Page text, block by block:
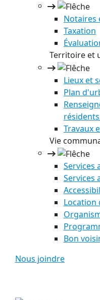
Notaires
Taxation
Territoire et
Lieux et
Plan
Travaux
Vie
Services
Services
Location
Bon
Nous joindre